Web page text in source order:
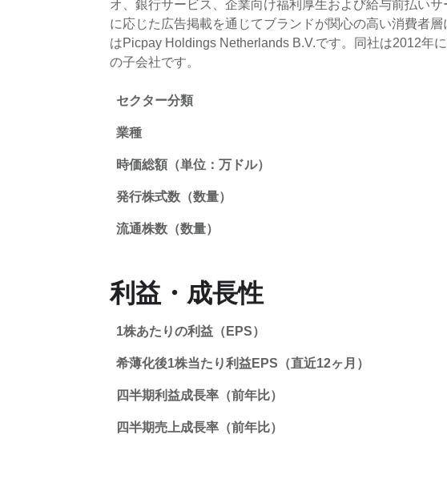
オ、銀行サービス、企業向け福利厚生および給与前払い
に応じた広告掲載を通じてブランドが関心の高い消費者
はPicpay Holdings Netherlands B.V.です。同社は2012年
の子会社です。
セクター分類
業種
時価総額（単位：万ドル）
発行株式数（数量）
流通株数（数量）
利益・成長性
1株あたりの利益（EPS）
希薄化後1株当たり利益EPS（直近12ヶ月）
四半期利益成長率（前年比）
四半期売上成長率（前年比）